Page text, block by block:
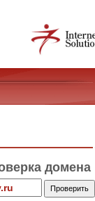
домена